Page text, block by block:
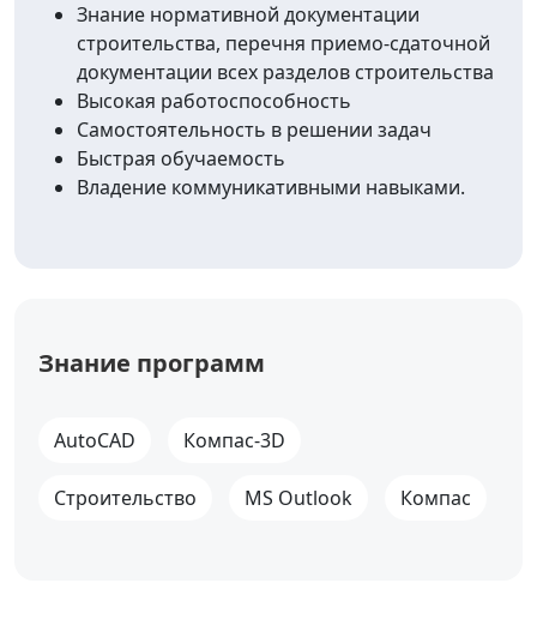
Знание нормативной документации
строительства, перечня приемо-сдаточной
документации всех разделов строительства
Высокая работоспособность
Самостоятельность в решении задач
Быстрая обучаемость
Владение коммуникативными навыками.
Знание программ
AutoCAD Компас-3D
Строительство MS Outlook Компас